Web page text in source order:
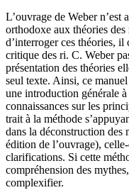
L’ouvrage de Weber n’est
orthodoxe aux théories des
d’interroger ces théories,
critique des ri. C. Weber
présentation des théories
seul texte. Ainsi, ce manuel
une introduction générale
connaissances sur les
trait à la méthode
dans la déconstruction des
édition de l’ouvrage),
clarifications. Si cette
compréhension des
complexifier.